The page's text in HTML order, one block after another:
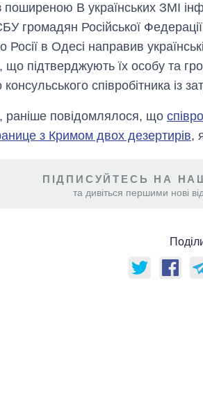
поширеною В українських ЗМІ
громадян Російської
Росії в Одесі направив
що підтверджують їх особу та
консульського співробітника із
раніше повідомлялося, що
з Кримом двох дезертирів,
ПІДПИСУЙТЕСЬ НА
та дивіться першими нові